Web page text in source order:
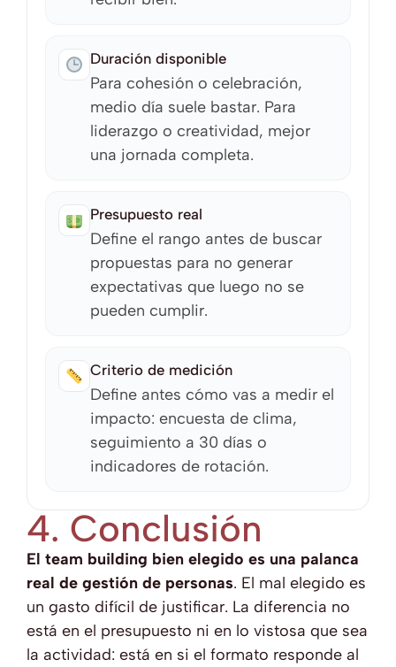
Duración disponible
Para cohesión o celebración,
medio día suele bastar. Para
liderazgo o creatividad, mejor
una jornada completa.
Presupuesto real
Define el rango antes de buscar
propuestas para no generar
expectativas que luego no se
pueden cumplir.
Criterio de medición
Define antes cómo vas a medir el
impacto: encuesta de clima,
seguimiento a 30 días o
indicadores de rotación.
4. Conclusión
El team building bien elegido es una palanca
real de gestión de personas. El mal elegido es
un gasto difícil de justificar. La diferencia no
está en el presupuesto ni en lo vistosa que sea
la actividad: está en si el formato responde al